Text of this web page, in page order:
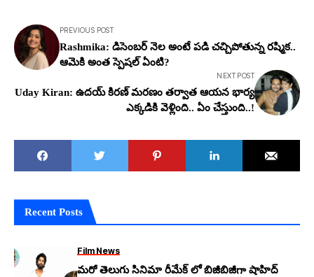
PREVIOUS POST
Rashmika: డిసెంబ‌ర్ నెల అంటే ప‌డి చ‌చ్చిపోతున్న ర‌ష్మిక‌..
ఆమెకి అంత స్పెష‌ల్ ఏంటి?
NEXT POST
Uday Kiran: ఉద‌య్ కిర‌ణ్ మ‌ర‌ణం త‌ర్వాత ఆయ‌న భార్య
ఎక్క‌డికి వెళ్లింది.. ఏం చేస్తుంది..!
Recent Posts
Film News
మరో తెలుగు సినిమా రీమేక్ లో బిజీబిజీగా షాహిద్